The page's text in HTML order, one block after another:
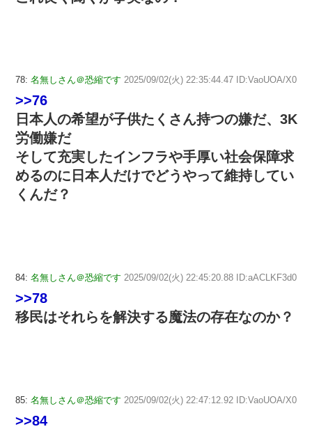
78: 名無しさん＠恐縮です 2025/09/02(火) 22:35:44.47 ID:VaoUOA/X0
>>76
日本人の希望が子供たくさん持つの嫌だ、3K
労働嫌だ
そして充実したインフラや手厚い社会保障求
めるのに日本人だけでどうやって維持してい
くんだ？
84: 名無しさん＠恐縮です 2025/09/02(火) 22:45:20.88 ID:aACLKF3d0
>>78
移民はそれらを解決する魔法の存在なのか？
85: 名無しさん＠恐縮です 2025/09/02(火) 22:47:12.92 ID:VaoUOA/X0
>>84